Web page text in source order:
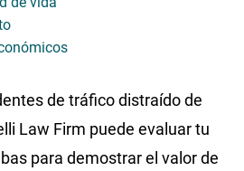
de tráfico distraído de
Law Firm puede evaluar tu
para demostrar el valor de